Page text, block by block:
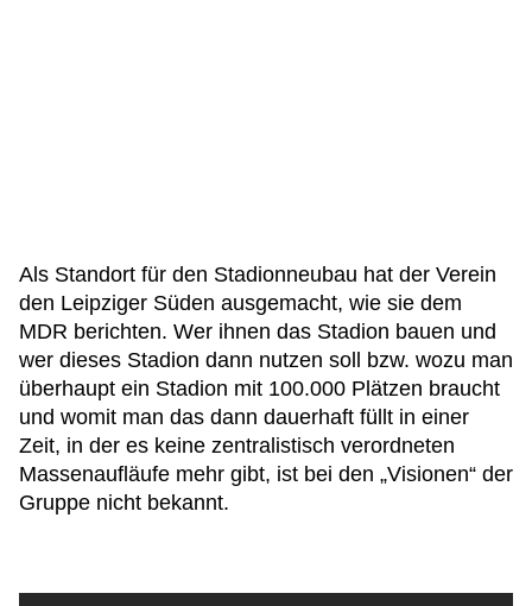
Als Standort für den Stadionneubau hat der Verein
den Leipziger Süden ausgemacht, wie sie dem
MDR berichten. Wer ihnen das Stadion bauen und
wer dieses Stadion dann nutzen soll bzw. wozu man
überhaupt ein Stadion mit 100.000 Plätzen braucht
und womit man das dann dauerhaft füllt in einer
Zeit, in der es keine zentralistisch verordneten
Massenaufläufe mehr gibt, ist bei den „Visionen“ der
Gruppe nicht bekannt.